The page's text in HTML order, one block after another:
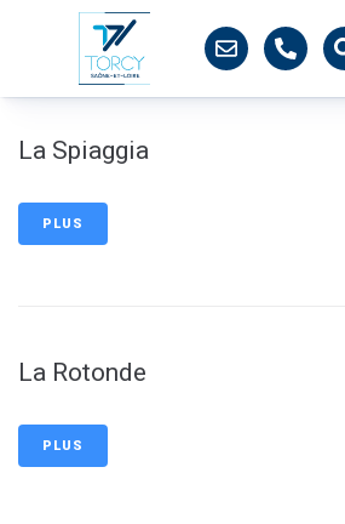
La Spiaggia
PLUS
La Rotonde
PLUS